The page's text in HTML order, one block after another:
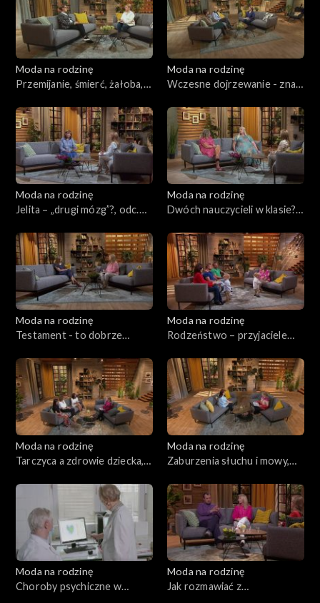
Moda na rodzinę
Przemijanie, śmierć, żałoba,
Moda na rodzinę
Wczesne dojrzewanie - znak
Moda na rodzinę
Jelita – „drugi mózg”?, odc.
Moda na rodzinę
Dwóch nauczycieli w klasie?,
Moda na rodzinę
Testament - to dobrze
Moda na rodzinę
Rodzeństwo – przyjaciele
Moda na rodzinę
Tarczyca a zdrowie dziecka,
Moda na rodzinę
Zaburzenia słuchu i mowy,
Moda na rodzinę
Choroby psychiczne w
Moda na rodzinę
Jak rozmawiać z